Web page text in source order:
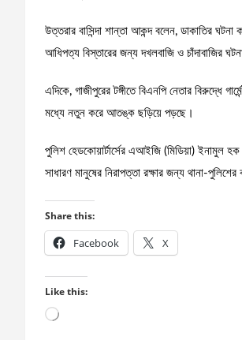
উত্তরার বাসিন্দা শান্তা আকন্দ বলেন, ডাকাতির
আধিপত্য বিস্তারের জন্য দখলবাজি ও চাঁদাবাজির
এদিকে, গাজীপুরের টঙ্গীতে বিএনপি নেতার বিরুদ্ধে
মধ্যে নতুন করে আতঙ্ক ছড়িয়ে পড়ছে।
পুলিশ হেডকোয়ার্টার্সের এআইজি (মিডিয়া) ইনামুল
সাধারণ মানুষের নিরাপত্তা রক্ষার জন্য থানা-
Share this:
Facebook X
Like this:
Loading…